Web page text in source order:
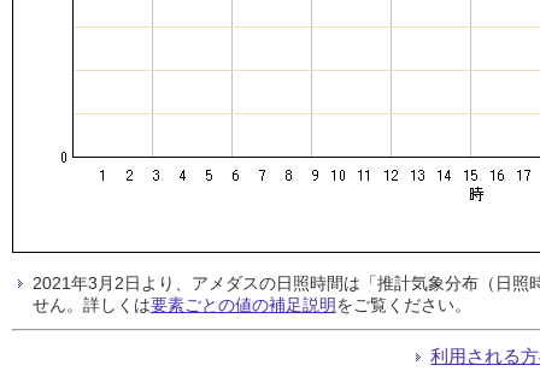
2021年3月2日より、アメダスの日照時間は「推計気象分布（日
せん。詳しくは要素ごとの値の補足説明をご覧ください。
利用される